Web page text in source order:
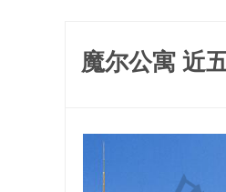
魔尔公寓 近